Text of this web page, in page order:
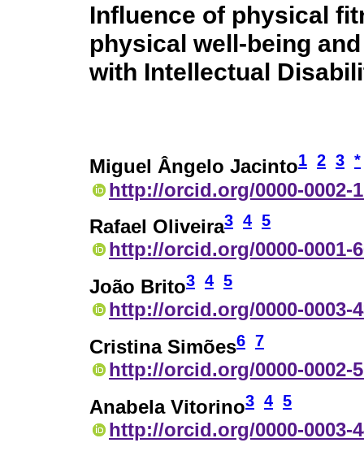
Influence of physical
physical well-being
with Intellectual
Miguel Ângelo Jacinto1 2 3 *
http://orcid.org/0000-0002-
Rafael Oliveira3 4 5
http://orcid.org/0000-0001-
João Brito3 4 5
http://orcid.org/0000-0003-
Cristina Simões6 7
http://orcid.org/0000-0002-
Anabela Vitorino3 4 5
http://orcid.org/0000-0003-